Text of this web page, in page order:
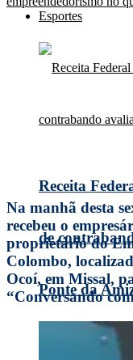
Esportes
Receita
de
Ponte da
Na manhã desta
recebeu o
proprietário do
Colombo,
Ocoí, em Missal,
“Conversando